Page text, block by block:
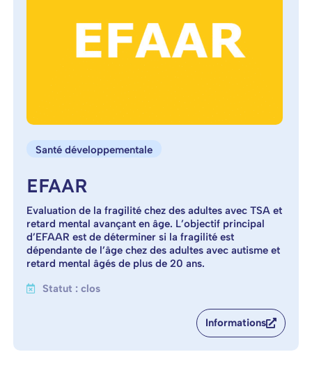
Santé développementale
EFAAR
Evaluation de la fragilité chez des adultes avec TSA et
retard mental avançant en âge. L’objectif principal
d’EFAAR est de déterminer si la fragilité est
dépendante de l’âge chez des adultes avec autisme et
retard mental âgés de plus de 20 ans.
Statut : clos
Informations